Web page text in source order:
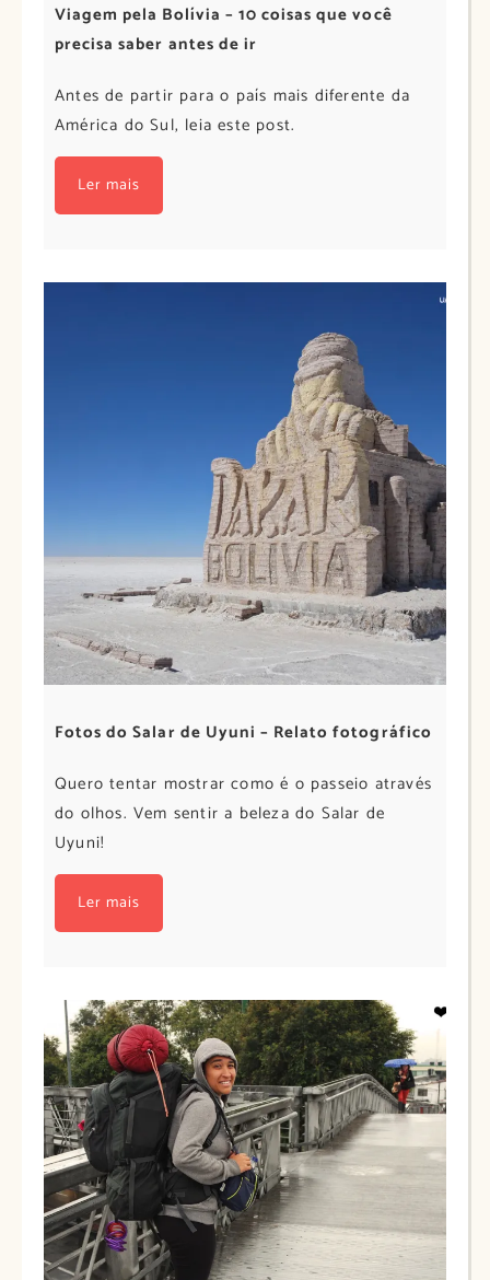
Viagem pela Bolívia – 10 coisas que você
precisa saber antes de ir
Antes de partir para o país mais diferente da
América do Sul, leia este post.
Ler mais
Fotos do Salar de Uyuni – Relato fotográfico
Quero tentar mostrar como é o passeio através
do olhos. Vem sentir a beleza do Salar de
Uyuni!
Ler mais